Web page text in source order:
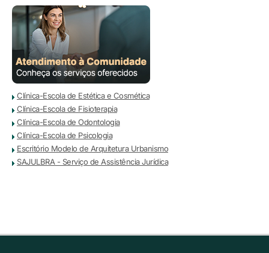
Clínica-Escola de Estética e Cosmética
Clínica-Escola de Fisioterapia
Clínica-Escola de Odontologia
Clínica-Escola de Psicologia
Escritório Modelo de Arquitetura Urbanismo
SAJULBRA - Serviço de Assistência Jurídica